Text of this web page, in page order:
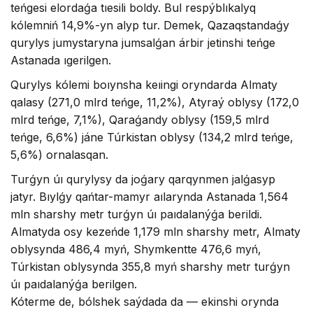
teńgesi elordaǵa tıesili boldy. Bul respýblıkalyq
kólemniń 14,9%-yn alyp tur. Demek, Qazaqstandaǵy
qurylys jumystaryna jumsalǵan árbir jetinshi teńge
Astanada ıgerilgen.
Qurylys kólemi boıynsha keıingi oryndarda Almaty
qalasy (271,0 mlrd teńge, 11,2%), Atyraý oblysy (172,0
mlrd teńge, 7,1%), Qaraǵandy oblysy (159,5 mlrd
teńge, 6,6%) jáne Túrkistan oblysy (134,2 mlrd teńge,
5,6%) ornalasqan.
Turǵyn úı qurylysy da joǵary qarqynmen jalǵasyp
jatyr. Bıylǵy qańtar-mamyr aılarynda Astanada 1,564
mln sharshy metr turǵyn úı paıdalanýǵa berildi.
Almatyda osy kezeńde 1,179 mln sharshy metr, Almaty
oblysynda 486,4 myń, Shymkentte 476,6 myń,
Túrkistan oblysynda 355,8 myń sharshy metr turǵyn
úı paıdalanýǵa berilgen.
Kóterme de, bólshek saýdada da — ekinshi orynda